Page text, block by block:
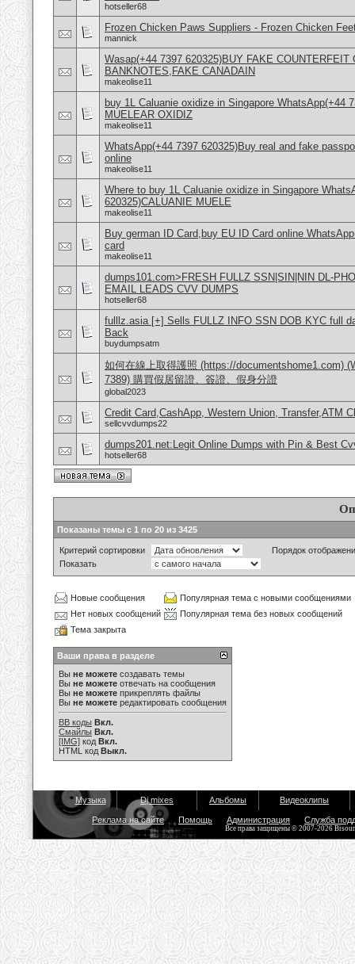
hotseller68
Frozen Chicken Paws Suppliers - Frozen Chicken
mannick
Wasap(+44 7397 620325)BUY FAKE COUNTERFEIT
BANKNOTES,FAKE CANADAIN
makeolise11
buy 1L Caluanie oxidize in Singapore WhatsApp(+44
MUELEAR OXIDIZ
makeolise11
WhatsApp(+44 7397 620325)Buy real and fake
online
makeolise11
Where to buy 1L Caluanie oxidize in Singapore
620325)CALUANIE MUELE
makeolise11
Buy german ID Card,buy EU ID Card online
card
makeolise11
dumps101.com>FRESH FULLZ SSN|SIN|NIN DL-
EMAIL LEADS CVV DUMPS
hotseller68
fulllz.asia [+] Sells FULLZ INFO SSN DOB KYC full
Back
buydumpsatm
如何在線上取得護照 (https://documentshome1.com)
7389) 購買假居留證、簽證、假身分證
global2023
Credit Card,CashApp, Western Union, Transfer,ATM
sellcvvdumps22
dumps201.net:Legit Online Dumps with Pin & Best
hotseller68
Показаны темы с 1 по 20 из 3425
Критерий сортировки
Порядок
Показать
Новые сообщения
Популярная тема с новыми сообщениями
Нет новых сообщений
Популярная тема без новых сообщений
Тема закрыта
Ваши права в разделе
Вы не можете создавать темы
Вы не можете отвечать на сообщения
Вы не можете прикреплять файлы
Вы не можете редактировать сообщения
BB коды Вкл.
Смайлы Вкл.
[IMG] код Вкл.
HTML код Выкл.
Музыка Dj mixes Альбомы Видеоклипы
Реклама на сайте Помощь Администрация Служба
Все права защищены © 2007-2026